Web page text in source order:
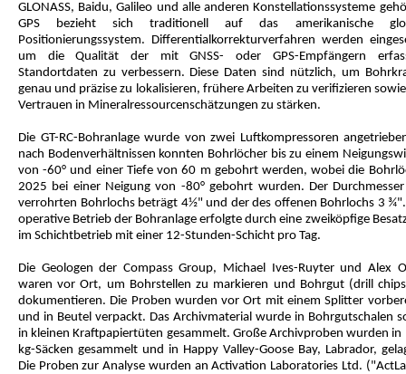
GLONASS, Baidu, Galileo und alle anderen Konstellationssysteme
GPS bezieht sich traditionell auf das amerikanische
Positionierungssystem. Differentialkorrekturverfahren werden
um die Qualität der mit GNSS- oder GPS-Empfängern
Standortdaten zu verbessern. Diese Daten sind nützlich, um
genau und präzise zu lokalisieren, frühere Arbeiten zu verifizieren
Vertrauen in Mineralressourcenschätzungen zu stärken.
Die GT-RC-Bohranlage wurde von zwei Luftkompressoren
nach Bodenverhältnissen konnten Bohrlöcher bis zu einem
von -60° und einer Tiefe von 60 m gebohrt werden, wobei die
2025 bei einer Neigung von -80° gebohrt wurden. Der
verrohrten Bohrlochs beträgt 4½" und der des offenen Bohrlochs 3
operative Betrieb der Bohranlage erfolgte durch eine zweiköpfige
im Schichtbetrieb mit einer 12-Stunden-Schicht pro Tag.
Die Geologen der Compass Group, Michael Ives-Ruyter und Alex
waren vor Ort, um Bohrstellen zu markieren und Bohrgut (drill
dokumentieren. Die Proben wurden vor Ort mit einem Splitter
und in Beutel verpackt. Das Archivmaterial wurde in Bohrgutschalen
in kleinen Kraftpapiertüten gesammelt. Große Archivproben wurden in
kg-Säcken gesammelt und in Happy Valley-Goose Bay, Labrador,
Die Proben zur Analyse wurden an Activation Laboratories Ltd.